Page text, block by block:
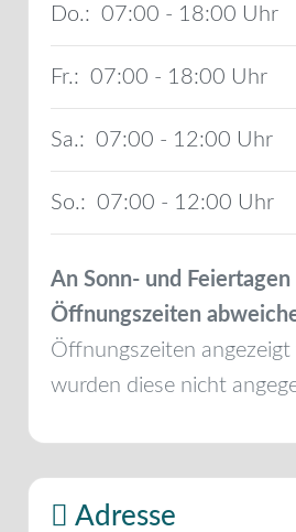
Do.: 07:00 - 18:00
Fr.: 07:00 - 18:00
Sa.: 07:00 - 12:00
So.: 07:00 - 12:00
An Sonn- und
Öffnungszeiten
Öffnungszeiten angezeigt
wurden diese nicht
Adresse